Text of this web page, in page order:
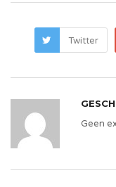
Twitter
Geen